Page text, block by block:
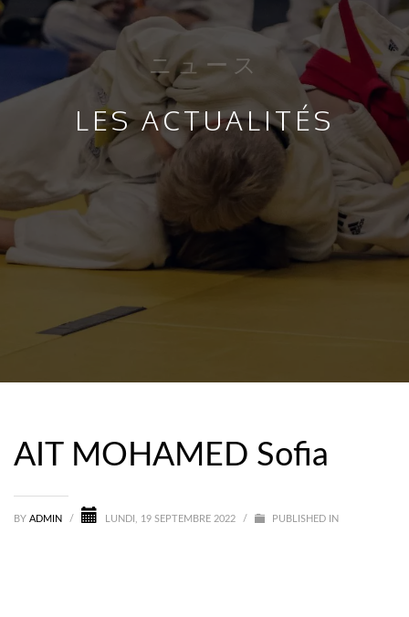
ニュース
LES ACTUALITÉS
AIT MOHAMED Sofia
BY ADMIN / LUNDI, 19 SEPTEMBRE 2022 / PUBLISHED IN